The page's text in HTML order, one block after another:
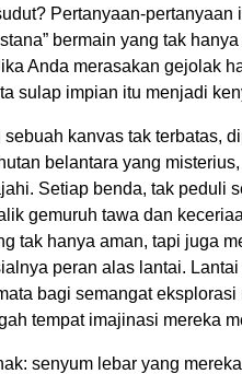
Pertanyaan-
bermain yang tak
Anda merasakan gejolak
sulap impian itu menjadi
kanvas tak terbatas,
belantara yang
Setiap benda, tak peduli
gemuruh tawa dan
tak hanya aman, tapi juga
peran alas lantai.
bagi semangat
tempat imajinasi mereka
senyum lebar yang